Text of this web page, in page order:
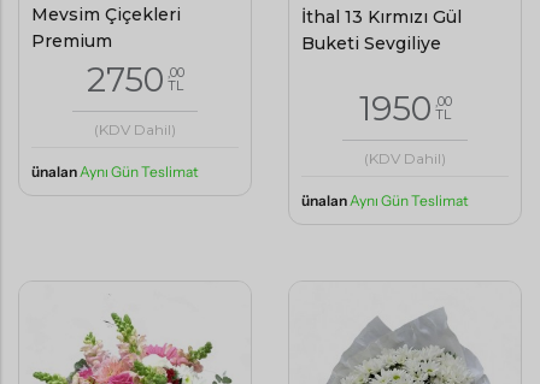
Mevsim Çiçekleri
Premium
2750 ,00
TL
(KDV Dahil)
ünalan Aynı Gün Teslimat
İthal 13 Kırmızı Gül
Buketi Sevgiliye
1950 ,00
TL
(KDV Dahil)
ünalan Aynı Gün Teslimat